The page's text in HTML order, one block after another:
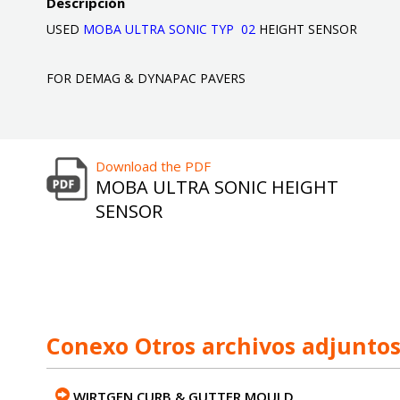
USED MOBA ULTRA SONIC TYP 02 HEIGHT SENSOR
FOR DEMAG & DYNAPAC PAVERS
Download the PDF
MOBA ULTRA SONIC HEIGHT
SENSOR
Conexo Otros archivos adjuntos
WIRTGEN CURB & GUTTER MOULD